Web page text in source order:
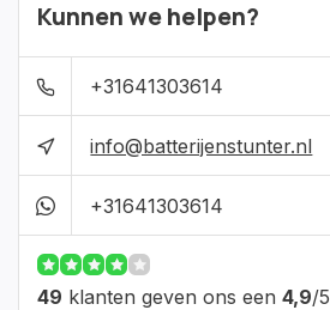
Kunnen we helpen?
+31641303614
info@batterijenstunter.nl
+31641303614
49 klanten geven ons een 4,9/5